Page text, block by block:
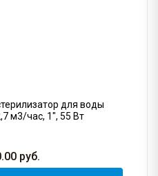
для воды
м3/час, 1", 55 Вт
руб.